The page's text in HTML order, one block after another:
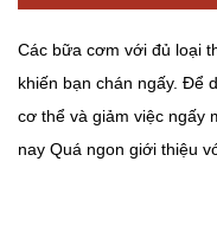
Các bữa cơm với đủ loại
khiến bạn chán ngấy. Để
cơ thể và giảm việc ngấy
nay Quá ngon giới thiệu